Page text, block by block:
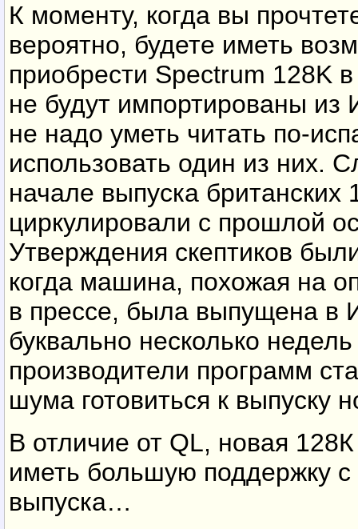
К моменту, когда вы
вероятно, будете иметь
приобрести Spectrum 128K
не будут импортированы из
не надо уметь читать по-
использовать один из них.
начале выпуска
циркулировали с прошлой
Утверждения скептиков
когда машина, похожая на
в прессе, была выпущена в
буквально несколько
производители программ
шума готовиться к
В отличие от QL, новая
иметь большую поддержку с
выпуска…